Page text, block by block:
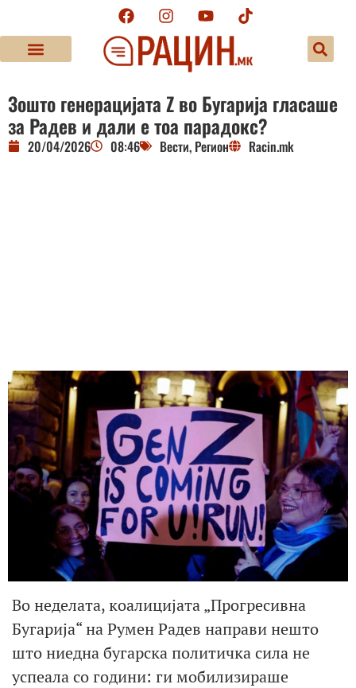
Зошто генерацијата Z во Бугарија гласаше
за Радев и дали е тоа парадокс?
20/04/2026 08:46 Вести, Регион Racin.mk
Во неделата, коалицијата „Прогресивна
Бугарија“ на Румен Радев направи нешто
што ниедна бугарска политичка сила не
успеала со години: ги мобилизираше